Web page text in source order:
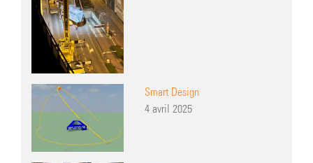
Smart Design
4 avril 2025